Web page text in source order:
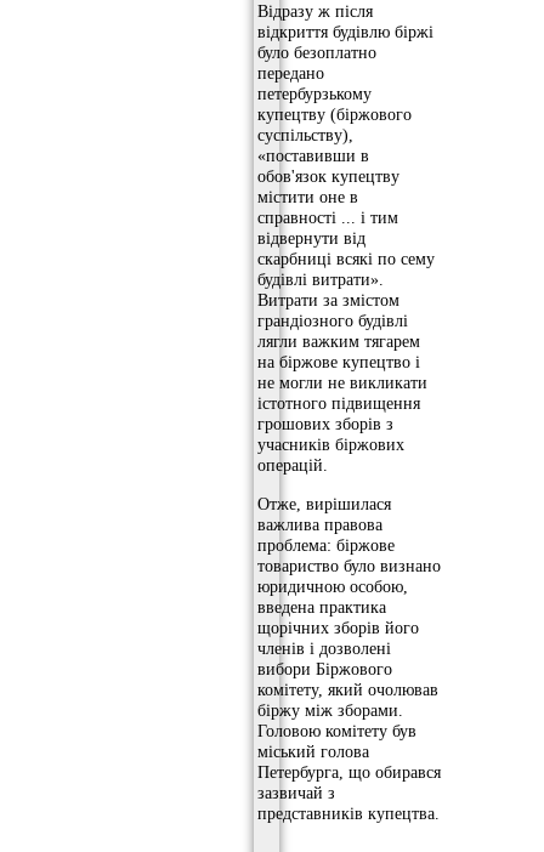
Відразу ж після
відкриття будівлю біржі
було безоплатно
передано
петербурзькому
купецтву (біржового
суспільству),
«поставивши в
обов'язок купецтву
містити оне в
справності ... і тим
відвернути від
скарбниці всякі по сему
будівлі витрати».
Витрати за змістом
грандіозного будівлі
лягли важким тягарем
на біржове купецтво і
не могли не викликати
істотного підвищення
грошових зборів з
учасників біржових
операцій.
Отже, вирішилася
важлива правова
проблема: біржове
товариство було визнано
юридичною особою,
введена практика
щорічних зборів його
членів і дозволені
вибори Біржового
комітету, який очолював
біржу між зборами.
Головою комітету був
міський голова
Петербурга, що обирався
зазвичай з
представників купецтва.